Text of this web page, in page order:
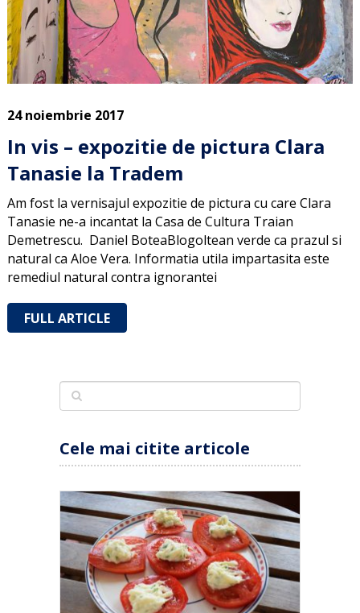
24 noiembrie 2017
In vis – expozitie de pictura Clara
Tanasie la Tradem
Am fost la vernisajul expozitie de pictura cu care Clara
Tanasie ne-a incantat la Casa de Cultura Traian
Demetrescu. Daniel BoteaBlogoltean verde ca prazul si
natural ca Aloe Vera. Informatia utila impartasita este
remediul natural contra ignorantei
FULL ARTICLE
Cele mai citite articole